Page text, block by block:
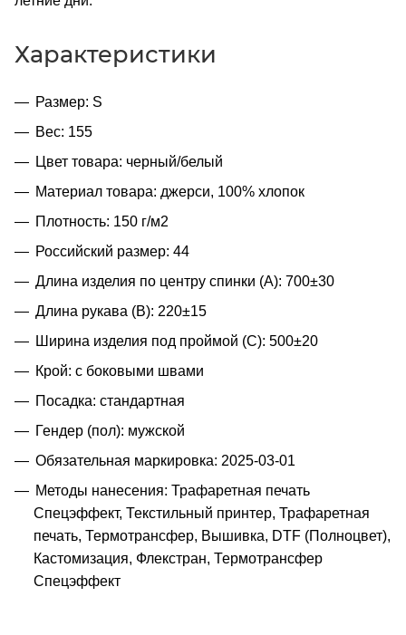
Характеристики
Размер: S
Вес: 155
Цвет товара: черный/белый
Материал товара: джерси, 100% хлопок
Плотность: 150 г/м2
Российский размер: 44
Длина изделия по центру спинки (A): 700±30
Длина рукава (B): 220±15
Ширина изделия под проймой (С): 500±20
Крой: с боковыми швами
Посадка: стандартная
Гендер (пол): мужской
Обязательная маркировка: 2025-03-01
Методы нанесения: Трафаретная печать
Спецэффект, Текстильный принтер, Трафаретная
печать, Термотрансфер, Вышивка, DTF (Полноцвет),
Кастомизация, Флекстран, Термотрансфер
Спецэффект